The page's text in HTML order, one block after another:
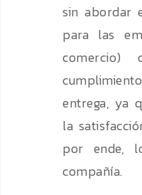
sin abordar
para las
entrega, ya
la
por ende,
compañía.